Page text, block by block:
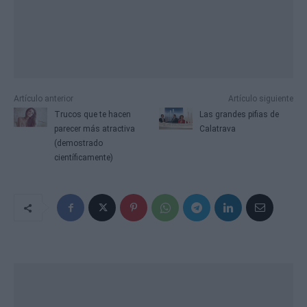
Artículo anterior
Trucos que te hacen
parecer más atractiva
(demostrado
científicamente)
Artículo siguiente
Las grandes pifias de
Calatrava